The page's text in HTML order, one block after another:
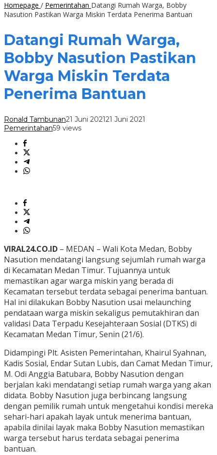
Homepage / Pemerintahan Datangi Rumah Warga, Bobby
Nasution Pastikan Warga Miskin Terdata Penerima Bantuan
Datangi Rumah Warga,
Bobby Nasution Pastikan
Warga Miskin Terdata
Penerima Bantuan
Ronald Tambunan21 Juni 202121 Juni 2021
Pemerintahan59 views
VIRAL24.CO.ID – MEDAN – Wali Kota Medan, Bobby
Nasution mendatangi langsung sejumlah rumah warga
di Kecamatan Medan Timur. Tujuannya untuk
memastikan agar warga miskin yang berada di
Kecamatan tersebut terdata sebagai penerima bantuan.
Hal ini dilakukan Bobby Nasution usai melaunching
pendataan warga miskin sekaligus pemutakhiran dan
validasi Data Terpadu Kesejahteraan Sosial (DTKS) di
Kecamatan Medan Timur, Senin (21/6).
Didampingi Plt. Asisten Pemerintahan, Khairul Syahnan,
Kadis Sosial, Endar Sutan Lubis, dan Camat Medan Timur,
M. Odi Anggia Batubara, Bobby Nasution dengan
berjalan kaki mendatangi setiap rumah warga yang akan
didata. Bobby Nasution juga berbincang langsung
dengan pemilik rumah untuk mengetahui kondisi mereka
sehari-hari apakah layak untuk menerima bantuan,
apabila dinilai layak maka Bobby Nasution memastikan
warga tersebut harus terdata sebagai penerima
bantuan.